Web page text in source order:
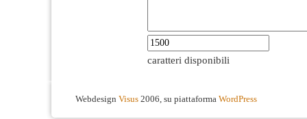
caratteri disponibili
Webdesign Visus 2006, su piattaforma WordPress